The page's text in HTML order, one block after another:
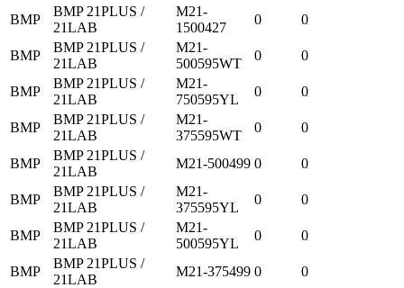
BMP
BMP 21PLUS /
21LAB
M21-
1500427
0 0
BMP
BMP 21PLUS /
21LAB
M21-
500595WT
0 0
BMP
BMP 21PLUS /
21LAB
M21-
750595YL
0 0
BMP
BMP 21PLUS /
21LAB
M21-
375595WT
0 0
BMP
BMP 21PLUS /
21LAB
M21-500499 0 0
BMP
BMP 21PLUS /
21LAB
M21-
375595YL
0 0
BMP
BMP 21PLUS /
21LAB
M21-
500595YL
0 0
BMP
BMP 21PLUS /
21LAB
M21-375499 0 0